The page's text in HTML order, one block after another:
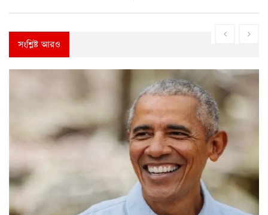
সংশ্লিষ্ট আরও